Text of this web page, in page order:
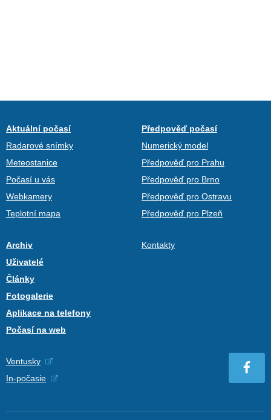
Aktuální počasí
Radarové snímky
Meteostanice
Počasí u vás
Webkamery
Teplotní mapa
Předpověď počasí
Numerický model
Předpověď pro Prahu
Předpověď pro Brno
Předpověď pro Ostravu
Předpověď pro Plzeň
Archiv
Uživatelé
Články
Fotogalerie
Aplikace na telefony
Počasí na web
Kontakty
Ventusky
In-počasie